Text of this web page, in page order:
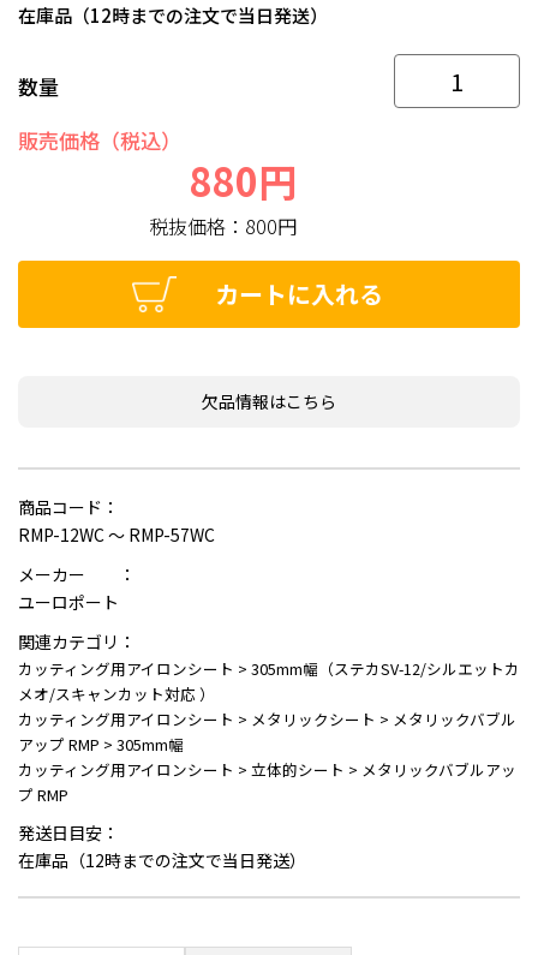
在庫品（12時までの注文で当日発送）
数量
販売価格（税込）
880円
税抜価格： 800円
カートに入れる
欠品情報はこちら
商品コード：
RMP-12WC ～ RMP-57WC
メーカー ：
ユーロポート
関連カテゴリ：
カッティング用アイロンシート > 305mm幅（ステカSV-12/シルエットカ
メオ/スキャンカット対応 ）
カッティング用アイロンシート > メタリックシート > メタリックバブル
アップ RMP > 305mm幅
カッティング用アイロンシート > 立体的シート > メタリックバブルアッ
プ RMP
発送日目安：
在庫品（12時までの注文で当日発送）